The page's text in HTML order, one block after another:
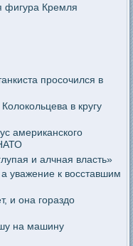
фигура Кремля
просочился в
в кругу
американского
и алчная власть»
уважение к восставшим
и она гораздо
на машину